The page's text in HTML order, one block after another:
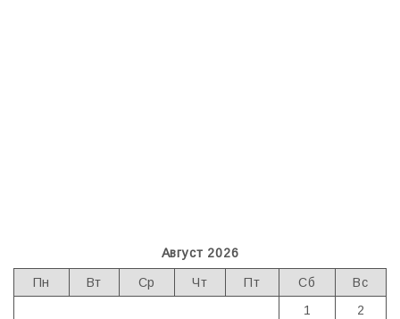
Август 2026
Пн Вт Ср Чт Пт Сб
Вс
1
2